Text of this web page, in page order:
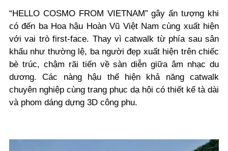
“HELLO COSMO FROM VIETNAM” gây ấn tượng khi
có đến ba Hoa hậu Hoàn Vũ Việt Nam cùng xuất hiện
với vai trò first-face. Thay vì catwalk từ phía sau sân
khấu như thường lệ, ba người đẹp xuất hiện trên chiếc
bè trúc, chậm rãi tiến về sàn diễn giữa âm nhạc du
dương. Các nàng hậu thể hiện khả năng catwalk
chuyên nghiệp cùng trang phục dạ hội có thiết kế tà dài
và phom dáng dựng 3D công phu.